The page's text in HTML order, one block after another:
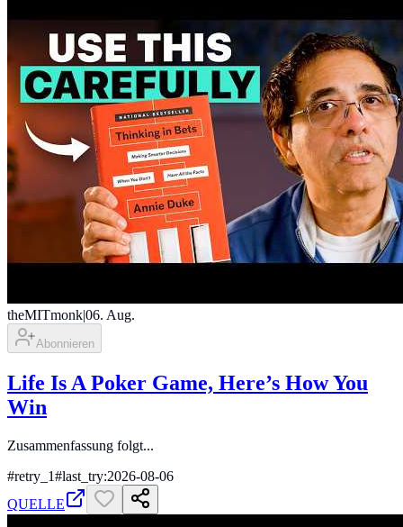
theMITmonk|06. Aug.
Abonnieren
Life Is A Poker Game, Here’s How You
Win
Zusammenfassung folgt...
#retry_1#last_try:2026-08-06
QUELLE